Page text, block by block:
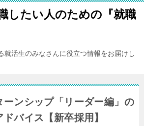
したい人のための『就職
就活生のみなさんに役立つ情報をお届けし
ーンシップ「リーダー編」の
バイス【新卒採用】